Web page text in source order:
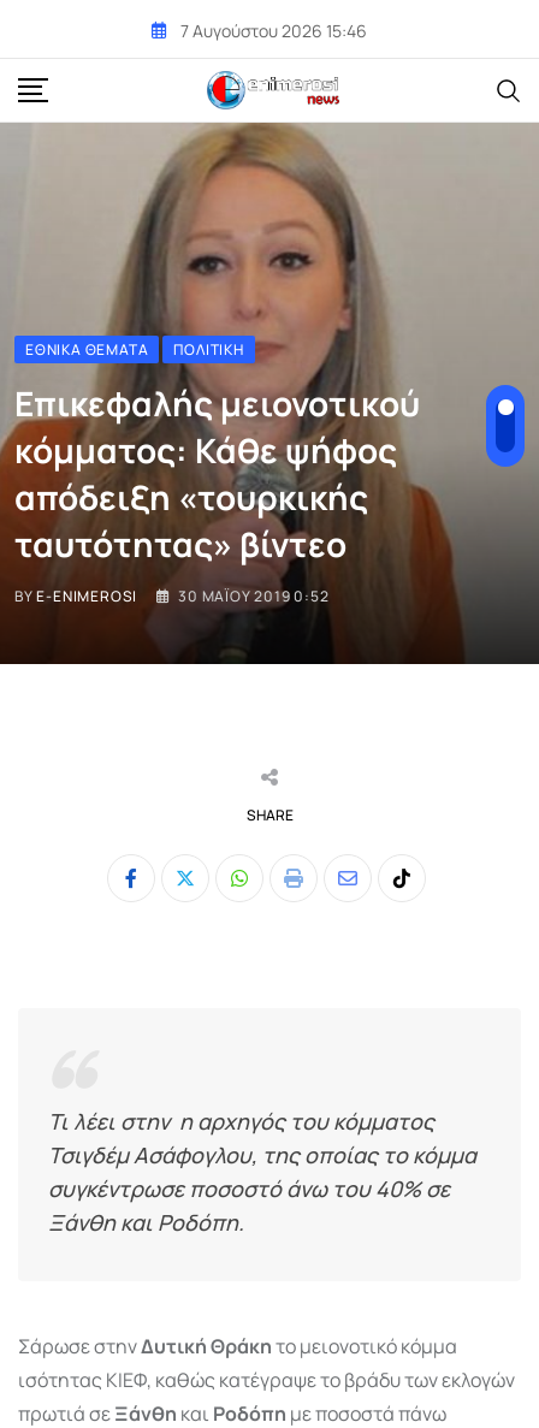
content
7 Αυγούστου 2026 15:46
ΕΘΝΙΚΆ ΘΈΜΑΤΑ ΠΟΛΙΤΙΚΉ
Επικεφαλής μειονοτικού
κόμματος: Κάθε ψήφος
απόδειξη «τουρκικής
ταυτότητας» βίντεο
BYE-ENIMEROSI 30 ΜΑΪ́ΟΥ 2019 0:52
SHARE
Whatsapp
Print
ShareTiktok
Τι λέει στην η αρχηγός του κόμματος
Τσιγδέμ Ασάφογλου, της οποίας το κόμμα
συγκέντρωσε ποσοστό άνω του 40% σε
Ξάνθη και Ροδόπη.
Σάρωσε στηνΔυτική Θράκητο μειονοτικό κόμμα
ισότητας ΚΙΕΦ, καθώς κατέγραψε το βράδυ των εκλογών
πρωτιά σεΞάνθη και Ροδόπη με ποσοστά πάνω